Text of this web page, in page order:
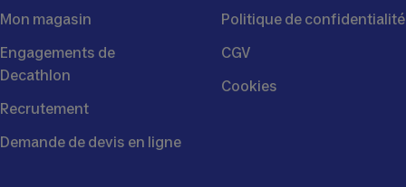
Mon magasin
Engagements de
Decathlon
Recrutement
Demande de devis en ligne
Politique de confidentialité
CGV
Cookies